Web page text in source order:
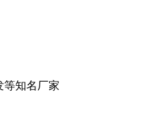
等知名厂家